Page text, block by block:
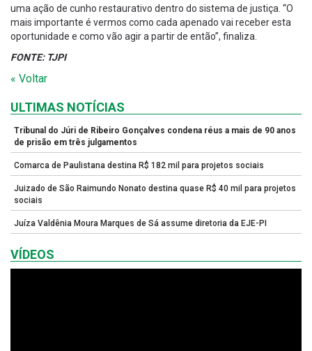
uma ação de cunho restaurativo dentro do sistema de justiça. “O
mais importante é vermos como cada apenado vai receber esta
oportunidade e como vão agir a partir de então”, finaliza.
FONTE: TJPI
« Voltar
ULTIMAS NOTÍCIAS
Tribunal do Júri de Ribeiro Gonçalves condena réus a mais de 90 anos
de prisão em três julgamentos
Comarca de Paulistana destina R$ 182 mil para projetos sociais
Juizado de São Raimundo Nonato destina quase R$ 40 mil para projetos
sociais
Juíza Valdênia Moura Marques de Sá assume diretoria da EJE-PI
VÍDEOS